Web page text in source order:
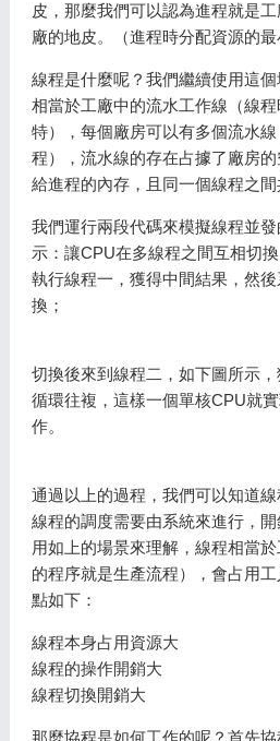
皮，那麼我們可以認為進程就是
廠的地皮。（進程時分配資源的最
線程是什麼呢？我們繼續使用這
相當於工廠中的流水工作線（線
特），每個廠房可以有多個流水
程），流水線的存在占據了廠房
給進程的內存，且同一個線程之間
我們運行兩段代碼來模擬線程並
示：讓CPU在多線程之間互相切
執行線程一，獲得中間結果，然
換；
切換後來到線程二，如下圖所示，
循環往複，這樣一個單核CPU就
作。
通過以上的過程，我們可以知道
線程的調度需要由系統來進行，
用如上的場景來理解，線程相當
的程序就是生產流程），會占用
點如下：
線程本身占用資源大
線程的操作開銷大
線程切換開銷大
那麼協程是如何工作的呢？首先